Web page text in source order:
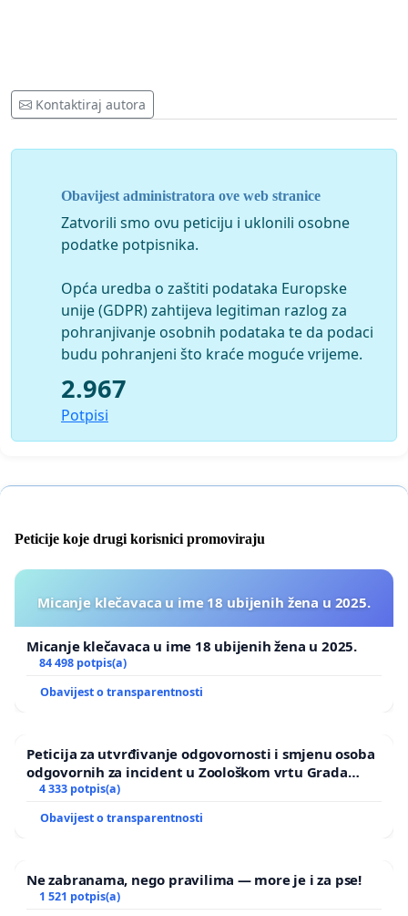
Kontaktiraj autora
Obavijest administratora ove web stranice
Zatvorili smo ovu peticiju i uklonili osobne
podatke potpisnika.
Opća uredba o zaštiti podataka Europske
unije (GDPR) zahtijeva legitiman razlog za
pohranjivanje osobnih podataka te da podaci
budu pohranjeni što kraće moguće vrijeme.
2.967
Potpisi
Peticije koje drugi korisnici promoviraju
Micanje klečavaca u ime 18 ubijenih žena u 2025.
Micanje klečavaca u ime 18 ubijenih žena u 2025.
84 498 potpis(a)
Obavijest o transparentnosti
Peticija za utvrđivanje odgovornosti i smjenu osoba
odgovornih za incident u Zoološkom vrtu Grada
Zagreba
4 333 potpis(a)
Obavijest o transparentnosti
Ne zabranama, nego pravilima — more je i za pse!
1 521 potpis(a)